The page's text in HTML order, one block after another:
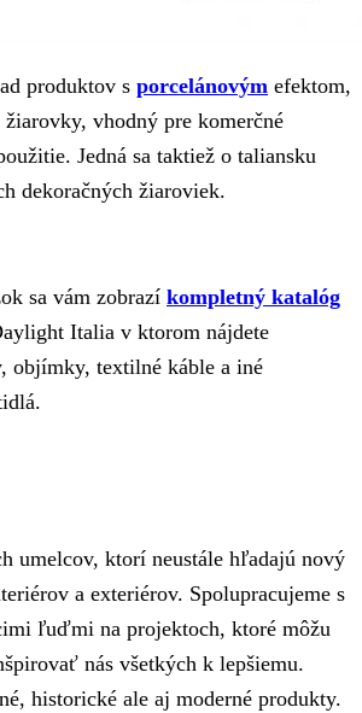
produktov s porcelánovým efektom,
žiarovky, vhodný pre komerčné
Jedná sa taktiež o taliansku
dekoračných žiaroviek.
sa vám zobrazí kompletný katalóg
Italia v ktorom nájdete
objímky, textilné káble a iné
umelcov, ktorí neustále hľadajú nový
a exteriérov. Spolupracujeme s
ľuďmi na projektoch, ktoré môžu
nás všetkých k lepšiemu.
historické ale aj moderné produkty.